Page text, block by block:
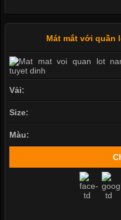
Mát mắt với quần
Vải:
Size:
Màu: